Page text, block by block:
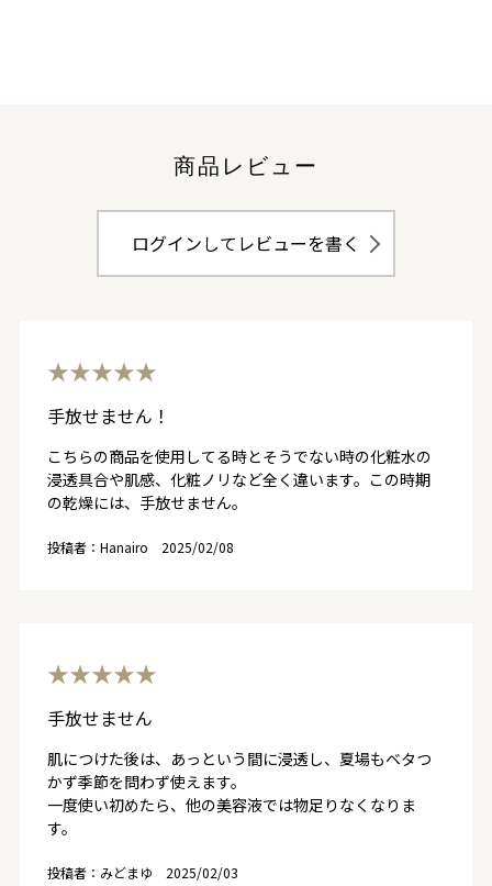
商品レビュー
ログインしてレビューを書く
★★★★★
手放せません！
こちらの商品を使用してる時とそうでない時の化粧水の
浸透具合や肌感、化粧ノリなど全く違います。この時期
の乾燥には、手放せません。
投稿者：Hanairo 2025/02/08
★★★★★
手放せません
肌につけた後は、あっという間に浸透し、夏場もベタつ
かず季節を問わず使えます。
一度使い初めたら、他の美容液では物足りなくなりま
す。
投稿者：みどまゆ 2025/02/03